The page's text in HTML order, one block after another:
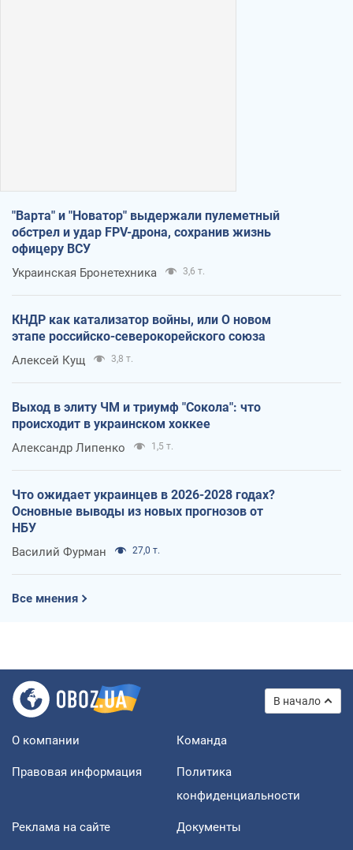
"Варта" и "Новатор" выдержали пулеметный
обстрел и удар FPV-дрона, сохранив жизнь
офицеру ВСУ
Украинская Бронетехника 3,6 т.
КНДР как катализатор войны, или О новом
этапе российско-северокорейского союза
Алексей Кущ 3,8 т.
Выход в элиту ЧМ и триумф "Сокола": что
происходит в украинском хоккее
Александр Липенко 1,5 т.
Что ожидает украинцев в 2026-2028 годах?
Основные выводы из новых прогнозов от
НБУ
Василий Фурман 27,0 т.
Все мнения
В начало
О компании Команда
Правовая информация
Политика
конфиденциальности
Реклама на сайте Документы